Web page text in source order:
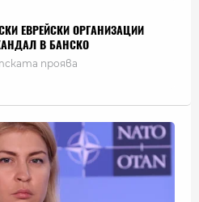
ЕВРЕЙСКИ ОРГАНИЗАЦИИ
В БАНСКО
проява